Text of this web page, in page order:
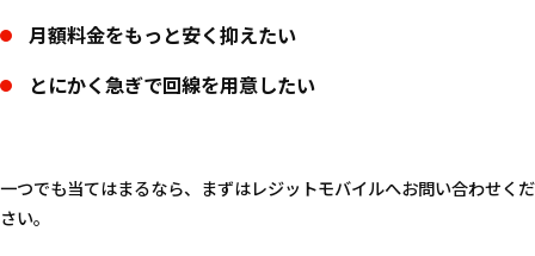
月額料金をもっと安く抑えたい
とにかく急ぎで回線を用意したい
一つでも当てはまるなら、まずはレジットモバイルへお問い合わせくだ
さい。